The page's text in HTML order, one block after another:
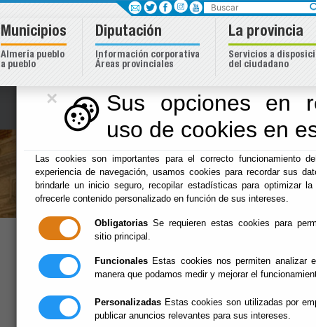
×
Sus opciones en
uso de cookies en
Las cookies son importantes para el correcto funcionamiento
experiencia de navegación, usamos cookies para recordar sus
brindarle un inicio seguro, recopilar estadísticas para optimizar
ofrecerle contenido personalizado en función de sus intereses.
Obligatorias Se requieren estas cookies para
sitio principal.
Funcionales Estas cookies nos permiten analizar
manera que podamos medir y mejorar el
Personalizadas Estas cookies son utilizadas por
publicar anuncios relevantes para sus intereses.
Inicio
Incidencias en carreteras
Buscar
Municipios
Almería pueblo
a pueblo
Diputación
Información corporativa
Áreas provinciales
La provincia
Servicios a
del ciudadano